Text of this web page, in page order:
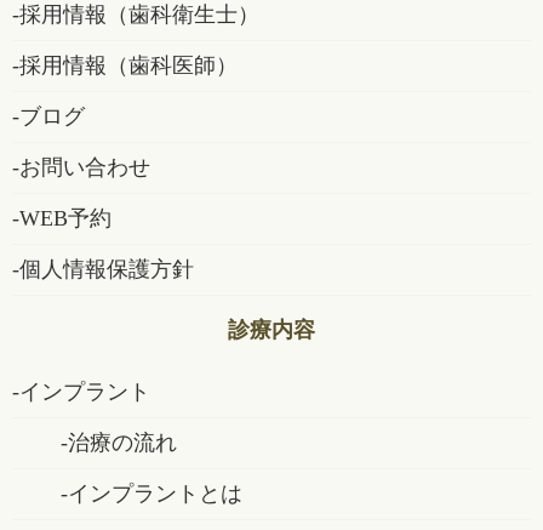
採用情報（歯科衛生士）
採用情報（歯科医師）
ブログ
お問い合わせ
WEB予約
個人情報保護方針
診療内容
インプラント
治療の流れ
インプラントとは